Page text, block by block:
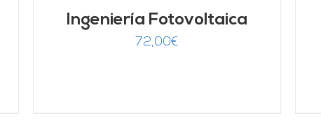
Ingeniería Fotovoltaica
72,00€